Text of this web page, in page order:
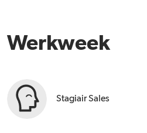
Werkweek
Stagiair Sales